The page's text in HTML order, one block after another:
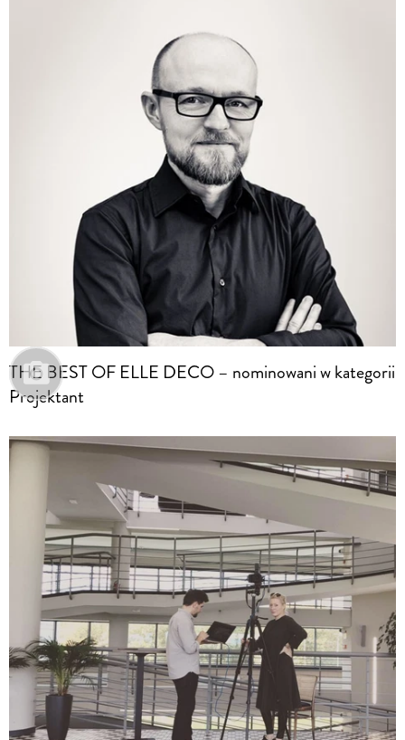
THE BEST OF ELLE DECO – nominowani w kategorii
Projektant